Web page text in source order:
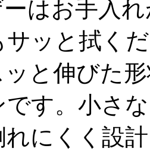
ーはお手入
サッと拭く
ッと伸びた
す。小さ
にくく設